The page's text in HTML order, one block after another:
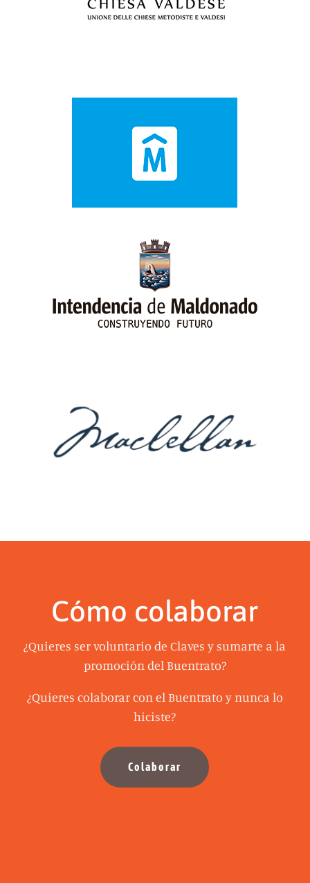
Cómo colaborar
¿Quieres ser voluntario de Claves y sumarte a la
promoción del Buentrato?
¿Quieres colaborar con el Buentrato y nunca lo
hiciste?
Colaborar